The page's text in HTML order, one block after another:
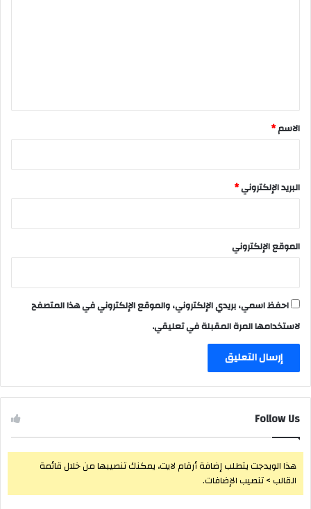
*
الاسم*
البريد الإلكتروني*
الموقع الإلكتروني
احفظ اسمي، بريدي الإلكتروني، والموقع الإلكتروني في هذا المتصفح
لاستخدامها المرة المقبلة في تعليقي.
Follow Us
هذا الويدجت يتطلب إضافة أرقام لايت، يمكنك تنصيبها من خلال قائمة
القالب > تنصيب الإضافات.